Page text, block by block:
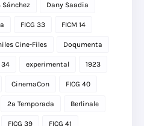
Dany Saadia
FICG 33 FICM 14
Cine-Files Doqumenta
34 experimental 1923
CinemaCon FICG 40
2a Temporada Berlinale
FICG 39 FICG 41